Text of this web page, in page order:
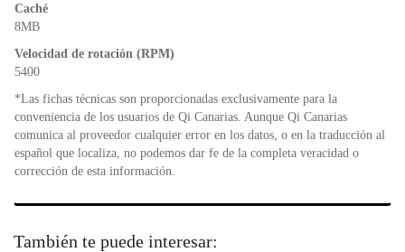
Caché
8MB
Velocidad de rotación (RPM)
5400
*Las fichas técnicas son proporcionadas exclusivamente para la
conveniencia de los usuarios de Qi Canarias. Aunque Qi Canarias
comunica al proveedor cualquier error en los datos, o en la traducción al
español que localiza, no podemos dar fe de la completa veracidad o
corrección de esta información.
También te puede interesar: